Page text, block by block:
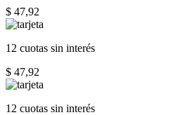
$ 47,92
12 cuotas sin interés
$ 47,92
12 cuotas sin interés